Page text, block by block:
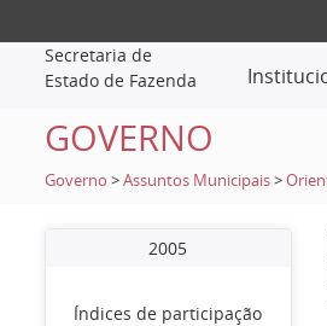
Secretaria de
Estado de Fazenda
GOVERNO
Governo >Assuntos Municipais >
2005
Índices de participação